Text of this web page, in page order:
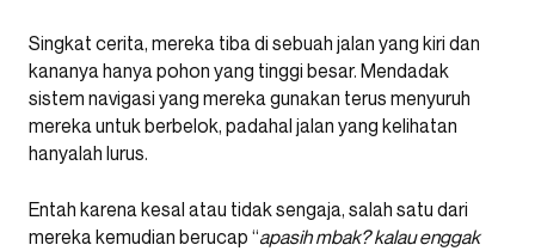
Singkat cerita, mereka tiba di sebuah jalan yang kiri dan
kananya hanya pohon yang tinggi besar. Mendadak
sistem navigasi yang mereka gunakan terus menyuruh
mereka untuk berbelok, padahal jalan yang kelihatan
hanyalah lurus.
Entah karena kesal atau tidak sengaja, salah satu dari
mereka kemudian berucap “apasih mbak? kalau enggak